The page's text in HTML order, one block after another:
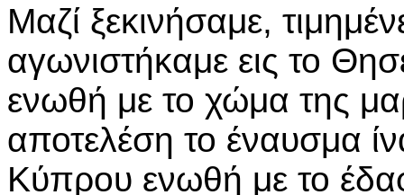
Μαζί ξεκινήσαμε,
αγωνιστήκαμε εις το
ενωθή με το χώμα της
αποτελέση το έναυσμα
Κύπρου ενωθή με το